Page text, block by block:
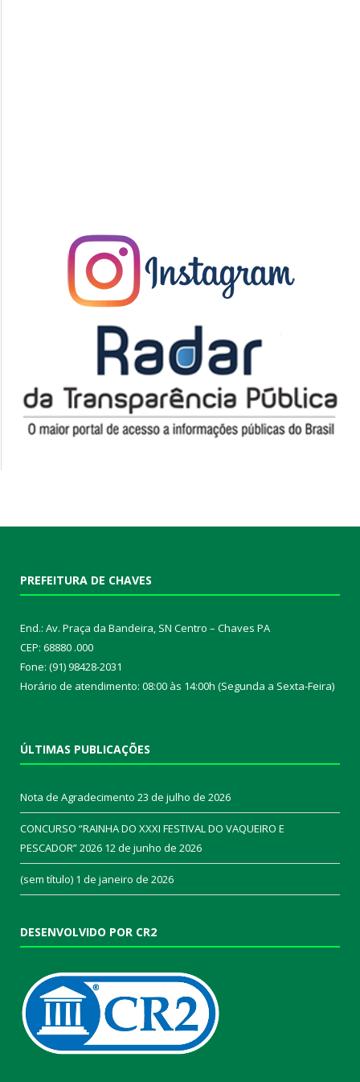
PREFEITURA DE CHAVES
End.: Av. Praça da Bandeira, SN Centro – Chaves PA
CEP: 68880 .000
Fone: (91) 98428-2031
Horário de atendimento: 08:00 às 14:00h (Segunda a Sexta-Feira)
ÚLTIMAS PUBLICAÇÕES
Nota de Agradecimento 23 de julho de 2026
CONCURSO “RAINHA DO XXXI FESTIVAL DO VAQUEIRO E
PESCADOR” 2026 12 de junho de 2026
(sem título) 1 de janeiro de 2026
DESENVOLVIDO POR CR2